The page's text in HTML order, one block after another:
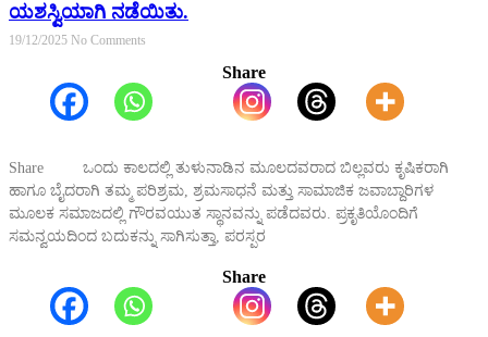
ಯಶಸ್ವಿಯಾಗಿ ನಡೆಯಿತು.
19/12/2025 No Comments
Share
Share ಒಂದು ಕಾಲದಲ್ಲಿ ತುಳುನಾಡಿನ ಮೂಲದವರಾದ ಬಿಲ್ಲವರು ಕೃಷಿಕರಾಗಿ
ಹಾಗೂ ಬೈದರಾಗಿ ತಮ್ಮ ಪರಿಶ್ರಮ, ಶ್ರಮಸಾಧನೆ ಮತ್ತು ಸಾಮಾಜಿಕ ಜವಾಬ್ದಾರಿಗಳ
ಮೂಲಕ ಸಮಾಜದಲ್ಲಿ ಗೌರವಯುತ ಸ್ಥಾನವನ್ನು ಪಡೆದವರು. ಪ್ರಕೃತಿಯೊಂದಿಗೆ
ಸಮನ್ವಯದಿಂದ ಬದುಕನ್ನು ಸಾಗಿಸುತ್ತಾ, ಪರಸ್ಪರ
Share